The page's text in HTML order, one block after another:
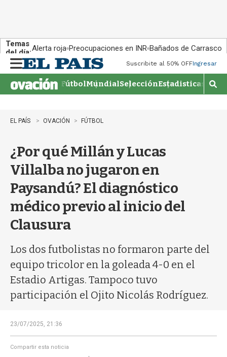
Temas
del día:Alerta roja Preocupaciones en INR Bañados de Carrasco
n
u
Suscribite al 50% OFFIngresar
FútbolMundialSelecciónEstadisticas
M
o
EL PAÍS OVACIÓN FÚTBOL
¿Por qué Millán y Lucas
Villalba no jugaron en
Paysandú? El diagnóstico
médico previo al inicio del
Clausura
Los dos futbolistas no formaron parte del
equipo tricolor en la goleada 4-0 en el
Estadio Artigas. Tampoco tuvo
participación el Ojito Nicolás Rodríguez.
23/07/2025, 21:36
Compartir esta noticia